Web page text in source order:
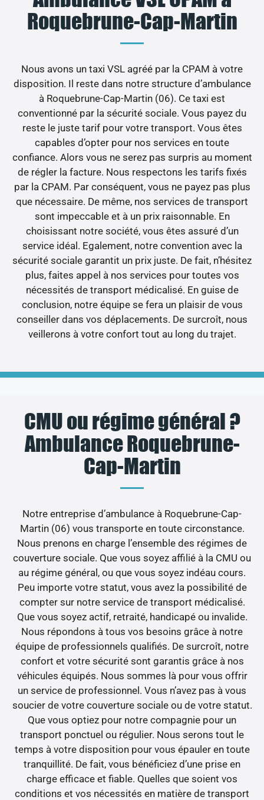
Roquebrune-Cap-Martin
Nous avons un taxi VSL agréé par la CPAM à votre
disposition. Il reste dans notre structure d’ambulance
à Roquebrune-Cap-Martin (06). Ce taxi est
conventionné par la sécurité sociale. Vous payez du
reste le juste tarif pour votre transport. Vous êtes
capables d’opter pour nos services en toute
confiance. Alors vous ne serez pas surpris au moment
de régler la facture. Nous respectons les tarifs fixés
par la CPAM. Par conséquent, vous ne payez pas plus
que nécessaire. De même, nos services de transport
sont impeccable et à un prix raisonnable. En
choisissant notre société, vous êtes assuré d’un
service idéal. Egalement, notre convention avec la
sécurité sociale garantit un prix juste. De fait, n’hésitez
plus, faites appel à nos services pour toutes vos
nécessités de transport médicalisé. En guise de
conclusion, notre équipe se fera un plaisir de vous
conseiller dans vos déplacements. De surcroît, nous
veillerons à votre confort tout au long du trajet.
CMU ou régime général ?
Ambulance Roquebrune-
Cap-Martin
Notre entreprise d’ambulance à Roquebrune-Cap-
Martin (06) vous transporte en toute circonstance.
Nous prenons en charge l’ensemble des régimes de
couverture sociale. Que vous soyez affilié à la CMU ou
au régime général, ou que vous soyez indéau cours.
Peu importe votre statut, vous avez la possibilité de
compter sur notre service de transport médicalisé.
Que vous soyez actif, retraité, handicapé ou invalide.
Nous répondons à tous vos besoins grâce à notre
équipe de professionnels qualifiés. De surcroît, notre
confort et votre sécurité sont garantis grâce à nos
véhicules équipés. Nous sommes là pour vous offrir
un service de professionnel. Vous n’avez pas à vous
soucier de votre couverture sociale ou de votre statut.
Que vous optiez pour notre compagnie pour un
transport ponctuel ou régulier. Nous serons tout le
temps à votre disposition pour vous épauler en toute
tranquillité. De fait, vous bénéficiez d’une prise en
charge efficace et fiable. Quelles que soient vos
conditions et vos nécessités en matière de transport